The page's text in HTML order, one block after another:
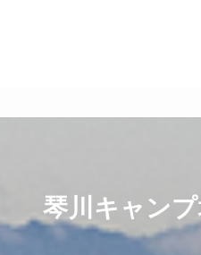
琴川キャン